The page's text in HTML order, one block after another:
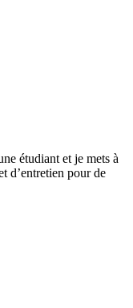
étudiant et je mets à
d’entretien pour de